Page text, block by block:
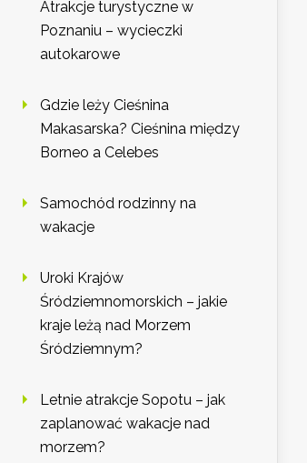
Atrakcje turystyczne w
Poznaniu – wycieczki
autokarowe
Gdzie leży Cieśnina
Makasarska? Cieśnina między
Borneo a Celebes
Samochód rodzinny na
wakacje
Uroki Krajów
Śródziemnomorskich – jakie
kraje leżą nad Morzem
Śródziemnym?
Letnie atrakcje Sopotu – jak
zaplanować wakacje nad
morzem?